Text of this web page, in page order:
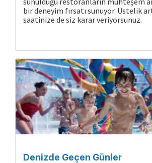
bir deneyim fırsatı sunuyor. Üstelik
saatinize de siz karar veriyorsunuz.
Denizde Geçen Günler